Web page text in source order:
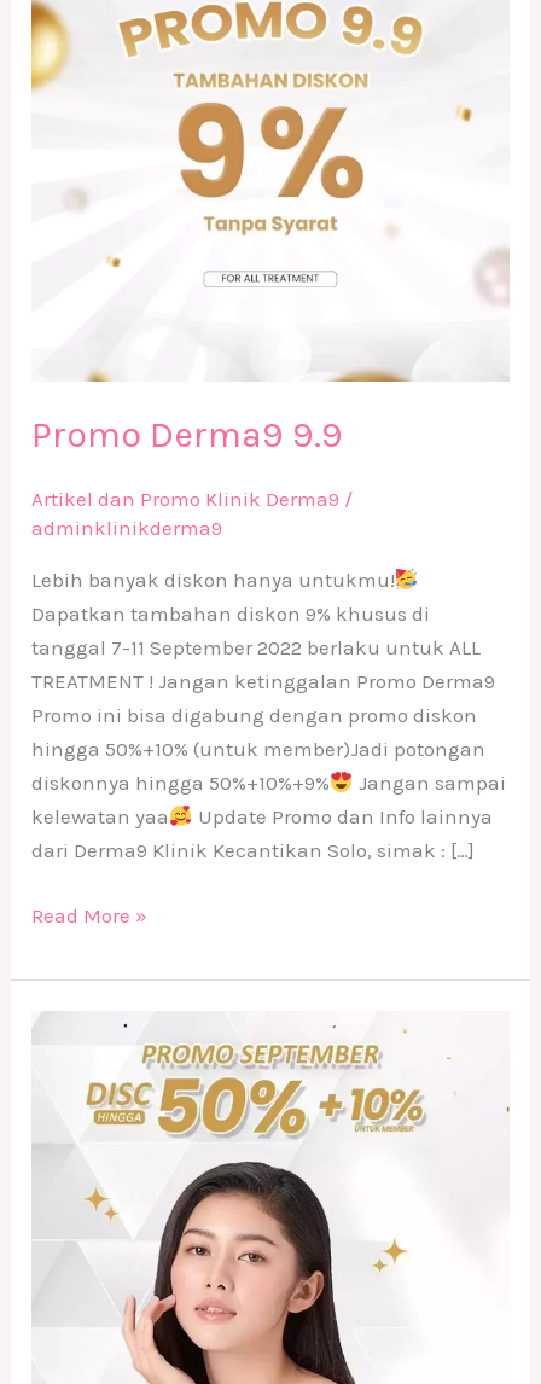
Promo Derma9 9.9
Artikel dan Promo Klinik Derma9 /
adminklinikderma9
Lebih banyak diskon hanya untukmu!
Dapatkan tambahan diskon 9% khusus di
tanggal 7-11 September 2022 berlaku untuk ALL
TREATMENT ! Jangan ketinggalan Promo Derma9
Promo ini bisa digabung dengan promo diskon
hingga 50%+10% (untuk member)Jadi potongan
diskonnya hingga 50%+10%+9%
Jangan sampai
kelewatan yaa
Update Promo dan Info lainnya
dari Derma9 Klinik Kecantikan Solo, simak : […]
Read More »
Promo
September
hingga